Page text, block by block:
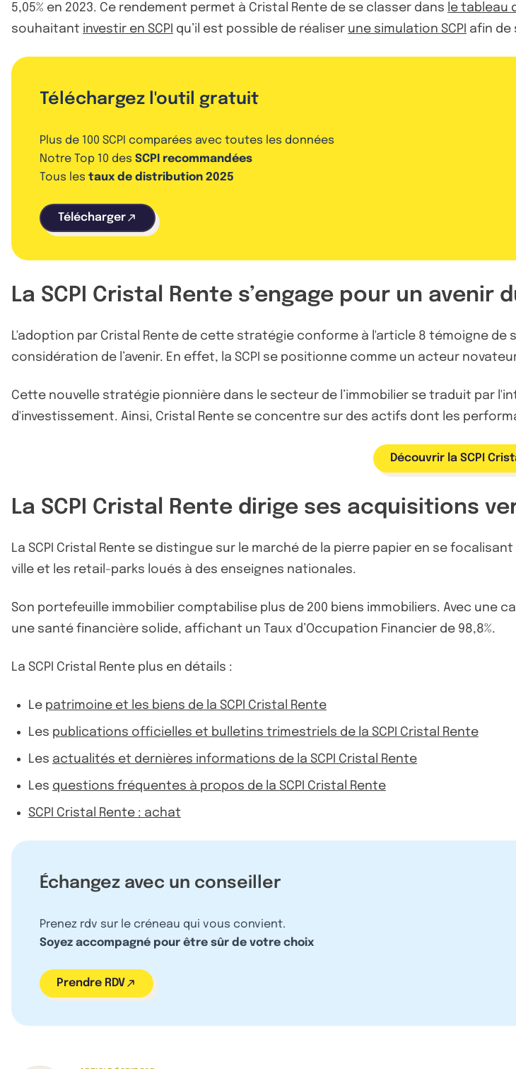
5,05% en 2023. Ce rendement permet à Cristal Rente de se classer dans le tableau
souhaitant investir en SCPI qu’il est possible de réaliser une simulation SCPI afin de
Téléchargez l'outil gratuit
Plus de 100 SCPI comparées avec toutes les données
Notre Top 10 des SCPI recommandées
Tous les taux de distribution 2025
Télécharger
La SCPI Cristal Rente s’engage pour un avenir
L'adoption par Cristal Rente de cette stratégie conforme à l'article 8 témoigne de
considération de l’avenir. En effet, la SCPI se positionne comme un acteur
Cette nouvelle stratégie pionnière dans le secteur de l’immobilier se traduit par
d'investissement. Ainsi, Cristal Rente se concentre sur des actifs dont les
Découvrir la SCPI
La SCPI Cristal Rente dirige ses acquisitions
La SCPI Cristal Rente se distingue sur le marché de la pierre papier en se
ville et les retail-parks loués à des enseignes nationales.
Son portefeuille immobilier comptabilise plus de 200 biens immobiliers. Avec une
une santé financière solide, affichant un Taux d’Occupation Financier de 98,8%.
La SCPI Cristal Rente plus en détails :
Le patrimoine et les biens de la SCPI Cristal Rente
Les publications officielles et bulletins trimestriels de la SCPI Cristal Rente
Les actualités et dernières informations de la SCPI Cristal Rente
Les questions fréquentes à propos de la SCPI Cristal Rente
SCPI Cristal Rente : achat
Échangez avec un conseiller
Prenez rdv sur le créneau qui vous convient.
Soyez accompagné pour être sûr de votre choix
Prendre RDV